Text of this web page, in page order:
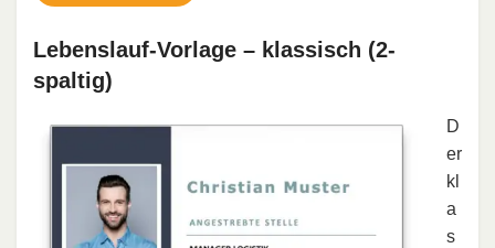
Lebenslauf-Vorlage – klassisch (2-
spaltig)
D
er
kl
a
s